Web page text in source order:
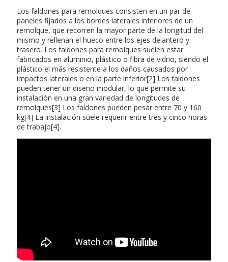
Los faldones para remolques consisten en un par de
paneles fijados a los bordes laterales inferiores de un
remolque, que recorren la mayor parte de la longitud del
mismo y rellenan el hueco entre los ejes delantero y
trasero. Los faldones para remolques suelen estar
fabricados en aluminio, plástico o fibra de vidrio, siendo el
plástico el más resistente a los daños causados por
impactos laterales o en la parte inferior[2] Los faldones
pueden tener un diseño modular, lo que permite su
instalación en una gran variedad de longitudes de
remolques[3] Los faldones pueden pesar entre 70 y 160
kg[4] La instalación suele requerir entre tres y cinco horas
de trabajo[4].